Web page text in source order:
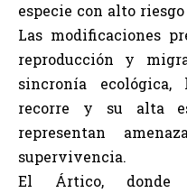
especie con alto
Las modificaciones
reproducción y
sincronía
recorre y su alta
representan
supervivencia.
El Ártico, donde